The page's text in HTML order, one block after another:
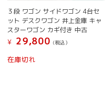
３段 ワゴン サイドワゴン 4台セ
ット デスクワゴン 井上金庫 キャ
スターワゴン カギ付き 中古
¥ 29,800 (税込）
在庫切れ